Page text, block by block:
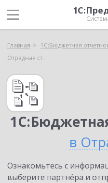
Главная 1С:Бюджетная
Отрадная ст.
в
Ознакомьтесь с
выберите партнёра и